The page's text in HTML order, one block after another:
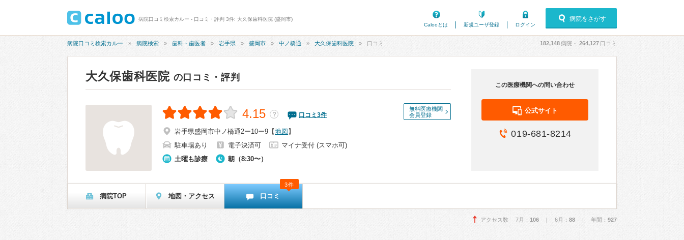
病院口コミ検索カルー - 口コミ・評判 3件: 大久保歯科医院 (盛岡市)
Calooとは
新規ユーザ登録 ログイン
病院をさがす
病院口コミ検索カルー 病院検索 歯科・歯医者 岩手県 盛岡市 中ノ橋通 大久保歯科医院 口コミ 182,148病院・ 264,127 口コミ
大久保歯科医院 の口コミ・評判
無料医療機関
会員登録
4.15 ？ 口コミ 3件
岩手県盛岡市中ノ橋通2ー10ー9 【地図 】
駐車場あり
電子決済可
マイナ受付 (スマホ可)
土曜も診療
朝（8:30〜）
この医療機関への問い合わせ
公式サイト
019-681-8214
病院TOP 地図・アクセス 口コミ
3件
アクセス数 7月： 106 | 6月： 88 | 年間： 927